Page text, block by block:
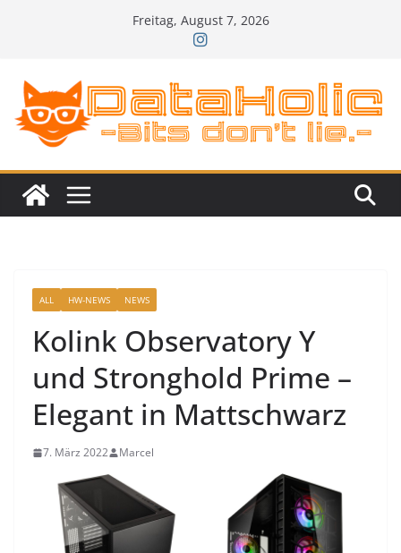
Freitag, August 7, 2026
ALL HW-NEWS NEWS
Kolink Observatory Y
und Stronghold Prime –
Elegant in Mattschwarz
7. März 2022 Marcel